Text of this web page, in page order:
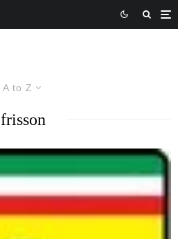
A to Z
frisson